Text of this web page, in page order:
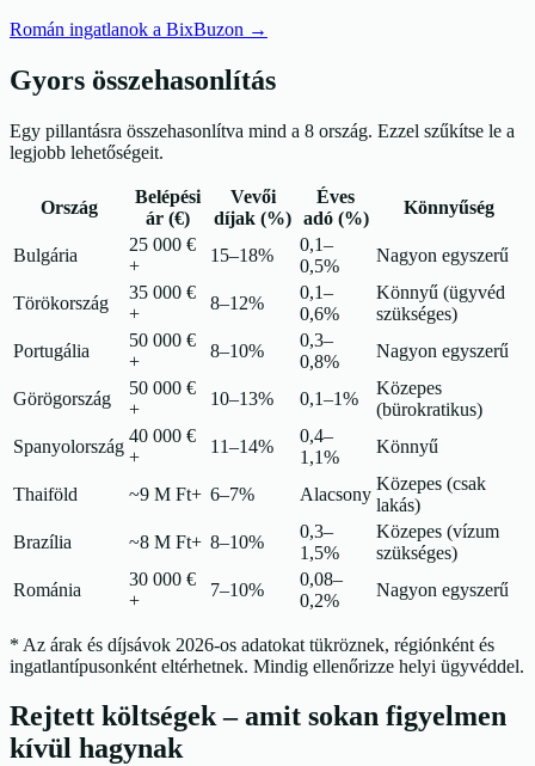
Román ingatlanok a BixBuzon →
Gyors összehasonlítás
Egy pillantásra összehasonlítva mind a 8 ország. Ezzel szűkítse le a
legjobb lehetőségeit.
Ország
Belépési
ár (€)
Vevői
díjak (%)
Éves
adó (%)
Könnyűség
Bulgária
25 000 €
+
15–18%
0,1–
0,5%
Nagyon egyszerű
Törökország
35 000 €
+
8–12%
0,1–
0,6%
Könnyű (ügyvéd
szükséges)
Portugália
50 000 €
+
8–10%
0,3–
0,8%
Nagyon egyszerű
Görögország
50 000 €
+
10–13% 0,1–1%
Közepes
(bürokratikus)
Spanyolország
40 000 €
+
11–14%
0,4–
1,1%
Könnyű
Thaiföld ~9 M Ft+ 6–7% Alacsony
Közepes (csak
lakás)
Brazília
~8 M Ft+ 8–10%
0,3–
1,5%
Közepes (vízum
szükséges)
Románia
30 000 €
+
7–10%
0,08–
0,2%
Nagyon egyszerű
* Az árak és díjsávok 2026-os adatokat tükröznek, régiónként és
ingatlantípusonként eltérhetnek. Mindig ellenőrizze helyi ügyvéddel.
Rejtett költségek – amit sokan figyelmen
kívül hagynak